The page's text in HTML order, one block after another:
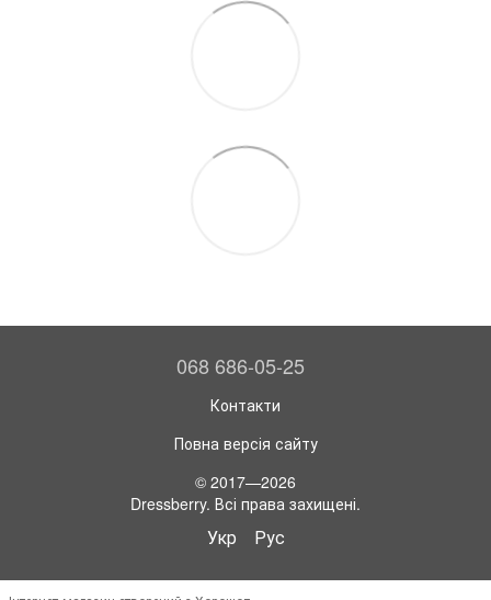
068 686-05-25
Контакти
Повна версія сайту
© 2017—2026
Dressberry. Всі права захищені.
Укр Рус